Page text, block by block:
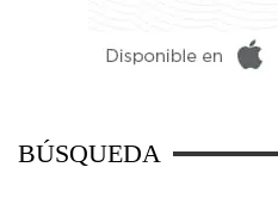
BÚSQUEDA